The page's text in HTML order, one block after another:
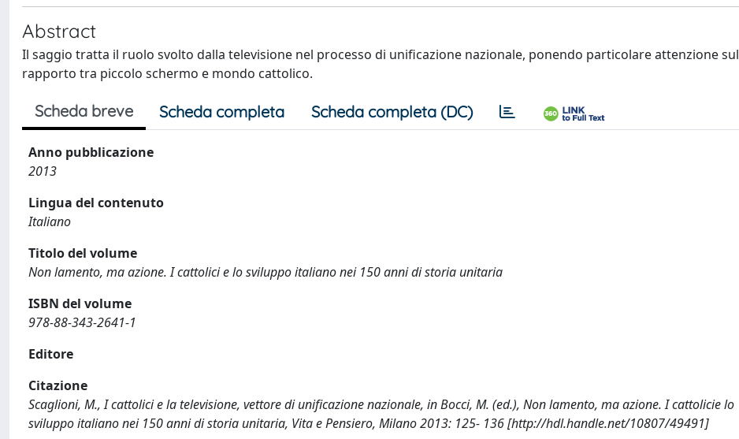
Abstract
Il saggio tratta il ruolo svolto dalla televisione nel processo di unificazione nazionale, ponendo particolare attenzione sul
rapporto tra piccolo schermo e mondo cattolico.
Scheda breve Scheda completa Scheda completa (DC)
Anno pubblicazione
2013
Lingua del contenuto
Italiano
Titolo del volume
Non lamento, ma azione. I cattolici e lo sviluppo italiano nei 150 anni di storia unitaria
ISBN del volume
978-88-343-2641-1
Editore
Citazione
Scaglioni, M., I cattolici e la televisione, vettore di unificazione nazionale, in Bocci, M. (ed.), Non lamento, ma azione. I cattolicie lo
sviluppo italiano nei 150 anni di storia unitaria, Vita e Pensiero, Milano 2013: 125- 136 [http://hdl.handle.net/10807/49491]